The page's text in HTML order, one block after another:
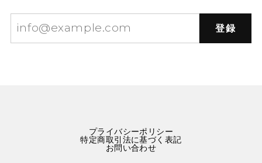
登録
プライバシーポリシー
特定商取引法に基づく表記
お問い合わせ